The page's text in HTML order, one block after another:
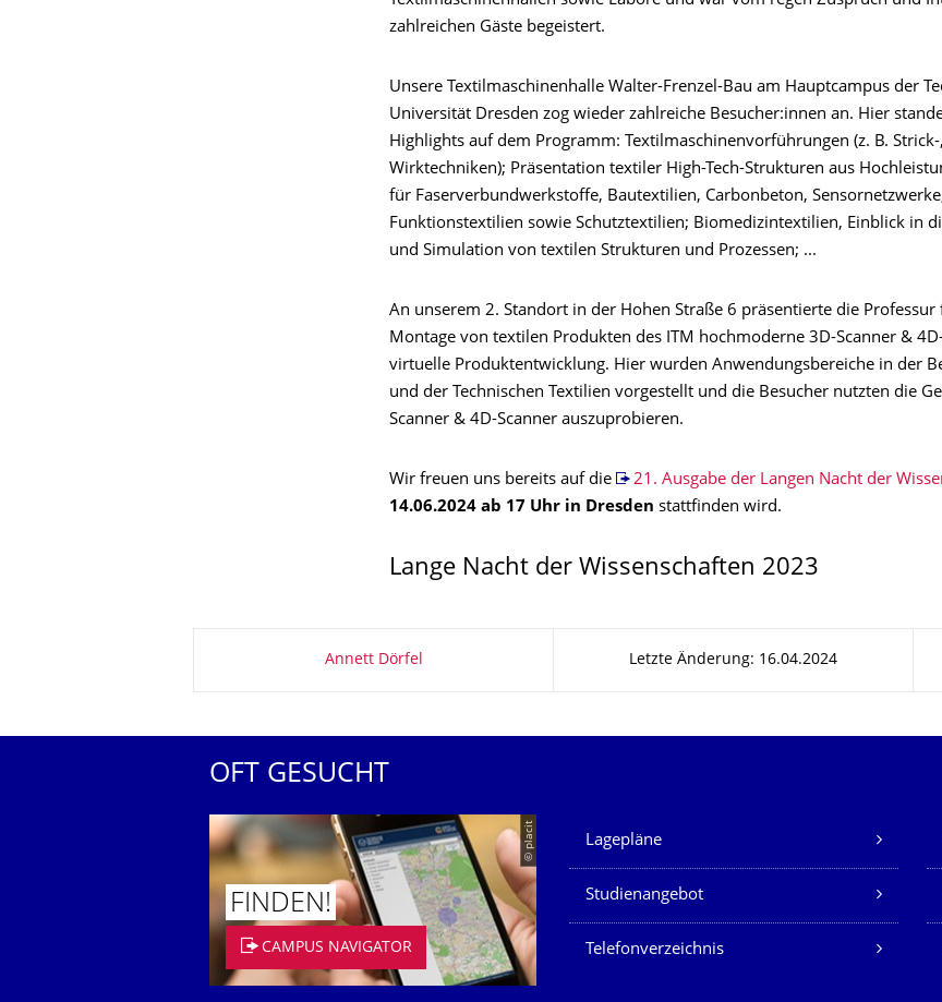
zahlreichen Gäste begeistert.
Unsere Textilmaschinenhalle Walter-Frenzel-Bau am Hauptcampus der
Universität Dresden zog wieder zahlreiche Besucher:innen an. Hier
Highlights auf dem Programm: Textilmaschinenvorführungen (z. B.
Wirktechniken); Präsentation textiler High-Tech-Strukturen aus
für Faserverbundwerkstoffe, Bautextilien, Carbonbeton,
Funktionstextilien sowie Schutztextilien; Biomedizintextilien, Einblick in
und Simulation von textilen Strukturen und Prozessen; ...
An unserem 2. Standort in der Hohen Straße 6 präsentierte die
Montage von textilen Produkten des ITM hochmoderne 3D-Scanner &
virtuelle Produktentwicklung. Hier wurden Anwendungsbereiche in der
und der Technischen Textilien vorgestellt und die Besucher nutzten die
Scanner & 4D-Scanner auszuprobieren.
Wir freuen uns bereits auf die 21. Ausgabe der Langen Nacht der
14.06.2024 ab 17 Uhr in Dresden stattfinden wird.
Lange Nacht der Wissenschaften 2023
Annett Dörfel Letzte Änderung: 16.04.2024
OFT GESUCHT
© placit
FINDEN!
CAMPUS NAVIGATOR
Unsere Dienste
Lagepläne
Studienangebot
Telefonverzeichnis